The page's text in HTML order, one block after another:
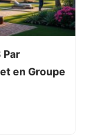
Par
en Groupe